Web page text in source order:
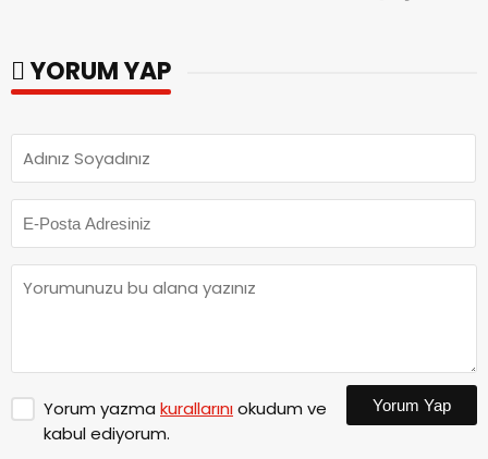
YORUM YAP
Yorum yazma kurallarınıokudum ve
kabul ediyorum.
Yorum Yap